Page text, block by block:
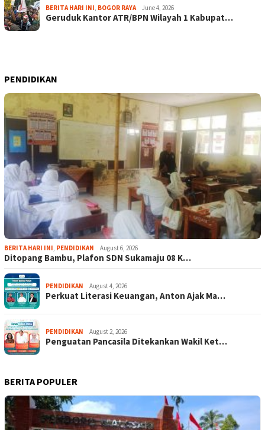
BERITA HARI INI, BOGOR RAYA June 4, 2026
Geruduk Kantor ATR/BPN Wilayah 1 Kabupat…
PENDIDIKAN
BERITA HARI INI, PENDIDIKAN August 6, 2026
Ditopang Bambu, Plafon SDN Sukamaju 08 K…
PENDIDIKAN August 4, 2026
Perkuat Literasi Keuangan, Anton Ajak Ma…
PENDIDIKAN August 2, 2026
Penguatan Pancasila Ditekankan Wakil Ket…
BERITA POPULER